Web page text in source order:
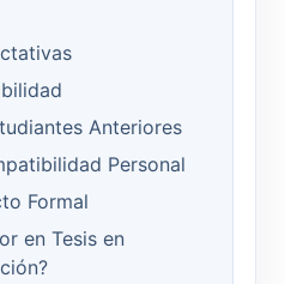
Anteriores
Personal
Formal
en Tesis en